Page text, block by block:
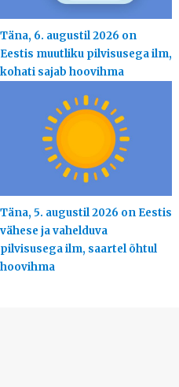
Täna, 6. augustil 2026 on
Eestis muutliku pilvisusega ilm,
kohati sajab hoovihma
Täna, 5. augustil 2026 on Eestis
vähese ja vahelduva
pilvisusega ilm, saartel õhtul
hoovihma